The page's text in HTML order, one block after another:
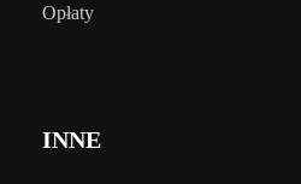
Opłaty
INNE